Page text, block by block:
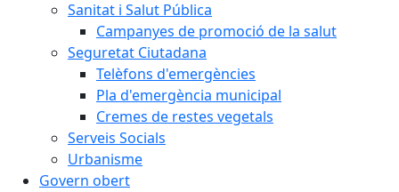
Sanitat i Salut Pública
Campanyes de promoció de la salut
Seguretat Ciutadana
Telèfons d'emergències
Pla d'emergència municipal
Cremes de restes vegetals
Serveis Socials
Urbanisme
Govern obert